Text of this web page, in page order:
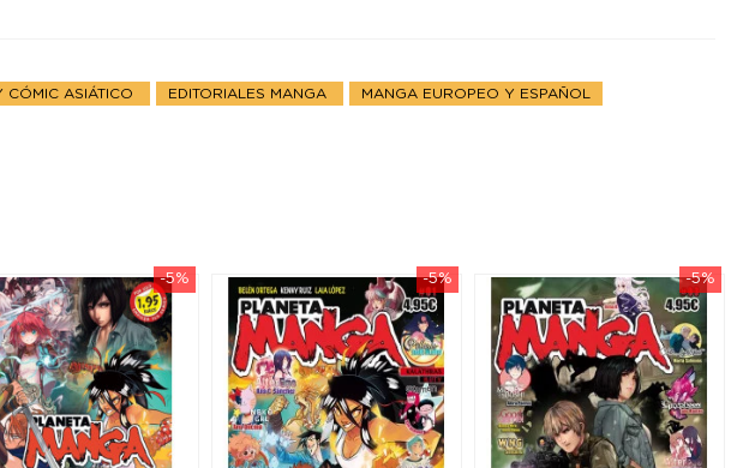
CÓMIC ASIÁTICO EDITORIALES MANGA MANGA EUROPEO Y ESPAÑOL
-5% -5% -5%